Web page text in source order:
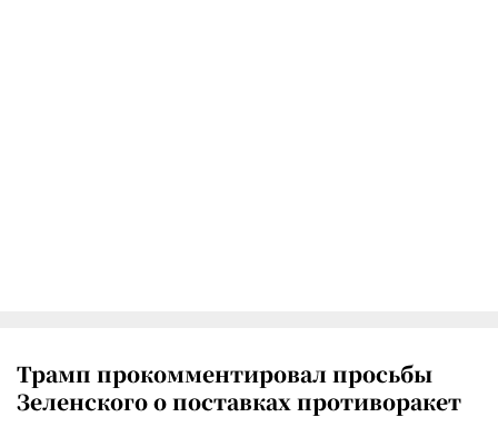
Трамп прокомментировал просьбы
Зеленского о поставках противоракет